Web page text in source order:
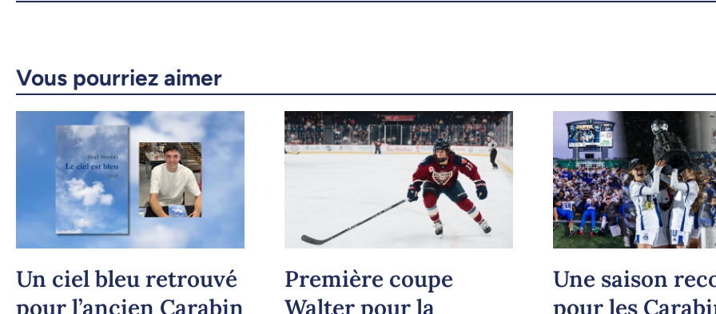
Vous pourriez aimer
Un ciel bleu retrouvé
pour l’ancien Carabin
Première coupe
Walter pour la
Une saison
pour les